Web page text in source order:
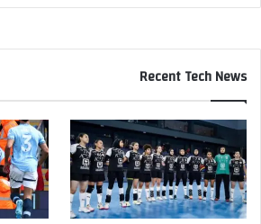
Recent Tech News